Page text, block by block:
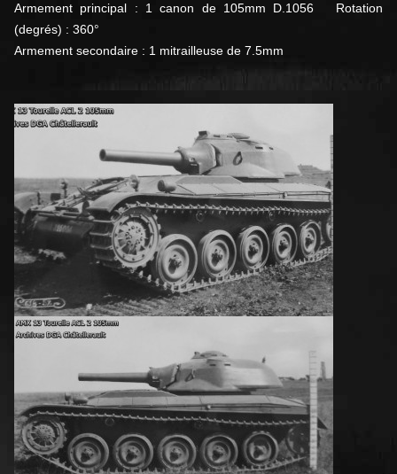
Armement principal : 1 canon de 105mm D.1056 Rotation
(degrés) : 360°
Armement secondaire : 1 mitrailleuse de 7.5mm